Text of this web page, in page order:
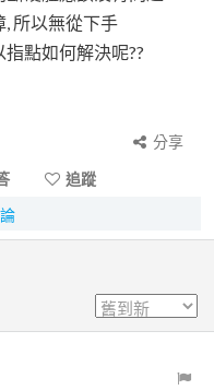
所以無從下手
點如何解決呢??
分享
追蹤